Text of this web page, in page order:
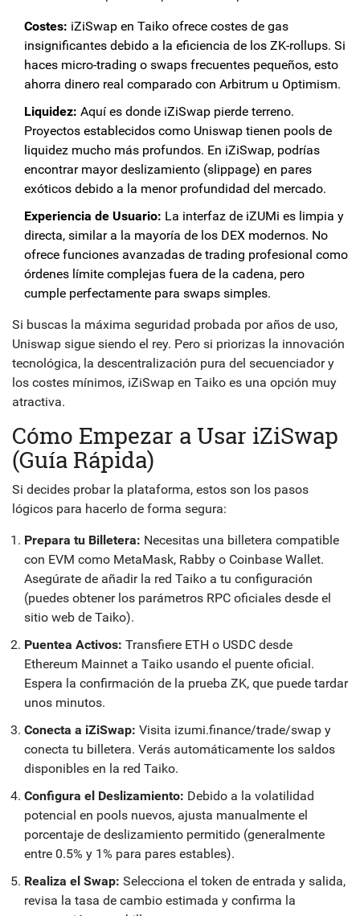
Costes: iZiSwap en Taiko ofrece costes de gas
insignificantes debido a la eficiencia de los ZK-rollups. Si
haces micro-trading o swaps frecuentes pequeños, esto
ahorra dinero real comparado con Arbitrum u Optimism.
Liquidez: Aquí es donde iZiSwap pierde terreno.
Proyectos establecidos como Uniswap tienen pools de
liquidez mucho más profundos. En iZiSwap, podrías
encontrar mayor deslizamiento (slippage) en pares
exóticos debido a la menor profundidad del mercado.
Experiencia de Usuario: La interfaz de iZUMi es limpia y
directa, similar a la mayoría de los DEX modernos. No
ofrece funciones avanzadas de trading profesional como
órdenes límite complejas fuera de la cadena, pero
cumple perfectamente para swaps simples.
Si buscas la máxima seguridad probada por años de uso,
Uniswap sigue siendo el rey. Pero si priorizas la innovación
tecnológica, la descentralización pura del secuenciador y
los costes mínimos, iZiSwap en Taiko es una opción muy
atractiva.
Cómo Empezar a Usar iZiSwap
(Guía Rápida)
Si decides probar la plataforma, estos son los pasos
lógicos para hacerlo de forma segura:
Prepara tu Billetera: Necesitas una billetera compatible
con EVM como MetaMask, Rabby o Coinbase Wallet.
Asegúrate de añadir la red Taiko a tu configuración
(puedes obtener los parámetros RPC oficiales desde el
sitio web de Taiko).
Puentea Activos: Transfiere ETH o USDC desde
Ethereum Mainnet a Taiko usando el puente oficial.
Espera la confirmación de la prueba ZK, que puede tardar
unos minutos.
Conecta a iZiSwap: Visita izumi.finance/trade/swap y
conecta tu billetera. Verás automáticamente los saldos
disponibles en la red Taiko.
Configura el Deslizamiento: Debido a la volatilidad
potencial en pools nuevos, ajusta manualmente el
porcentaje de deslizamiento permitido (generalmente
entre 0.5% y 1% para pares estables).
Realiza el Swap: Selecciona el token de entrada y salida,
revisa la tasa de cambio estimada y confirma la